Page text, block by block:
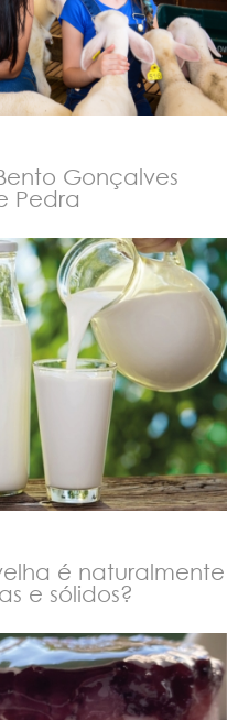
Gonçalves
Pedra
é naturalmente
e sólidos?